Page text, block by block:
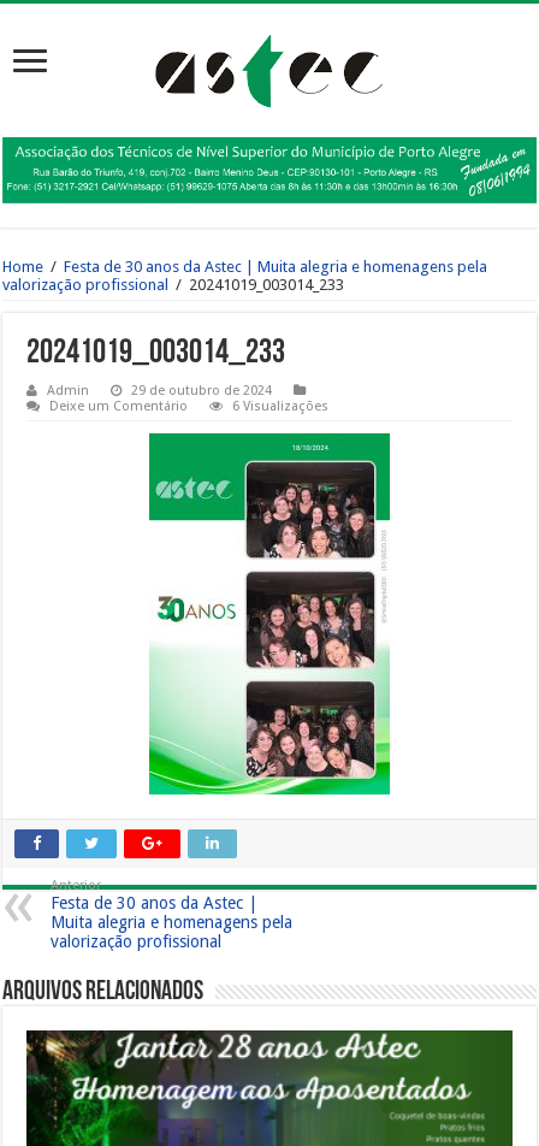
Home / Festa de 30 anos da Astec | Muita alegria e homenagens pela
valorização profissional
/ 20241019_003014_233
20241019_003014_233
Admin
29 de outubro de 2024
Deixe um Comentário
6 Visualizações
Anterior
Festa de 30 anos da Astec |
Muita alegria e homenagens pela
valorização profissional
Arquivos Relacionados